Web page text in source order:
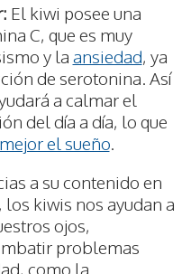
El kiwi posee una
C, que es muy
y la ansiedad, ya
de serotonina. Así
a calmar el
del día a día, lo que
el sueño.
a su contenido en
kiwis nos ayudan a
ojos,
problemas
como la